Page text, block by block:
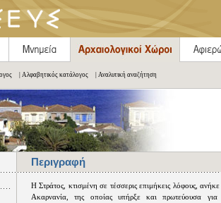
| Αλφαβητικός κατάλογος | Αναλυτική αναζήτηση
Περιγραφή
Η Στράτος, κτισμένη σε τέσσερις επιμήκεις λόφους,
Ακαρνανία, της οποίας υπήρξε και πρωτεύουσα για